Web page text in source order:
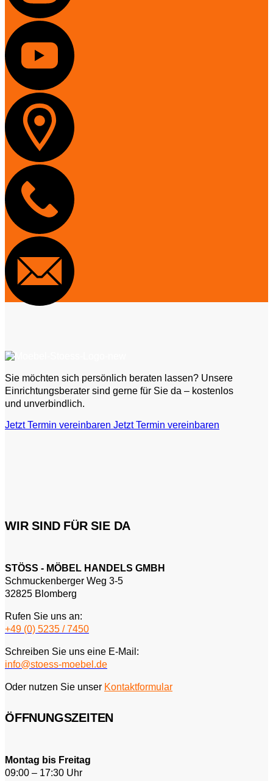
Sie möchten sich persönlich beraten lassen? Unsere
Einrichtungsberater sind gerne für Sie da – kostenlos
und unverbindlich.
Jetzt Termin vereinbaren Jetzt Termin vereinbaren
WIR SIND FÜR SIE DA
STÖSS - MÖBEL HANDELS GMBH
Schmuckenberger Weg 3-5
32825 Blomberg
Rufen Sie uns an:
+49 (0) 5235 / 7450
Schreiben Sie uns eine E-Mail:
info@stoess-moebel.de
Oder nutzen Sie unser Kontaktformular
ÖFFNUNGSZEITEN
Montag bis Freitag
09:00 – 17:30 Uhr